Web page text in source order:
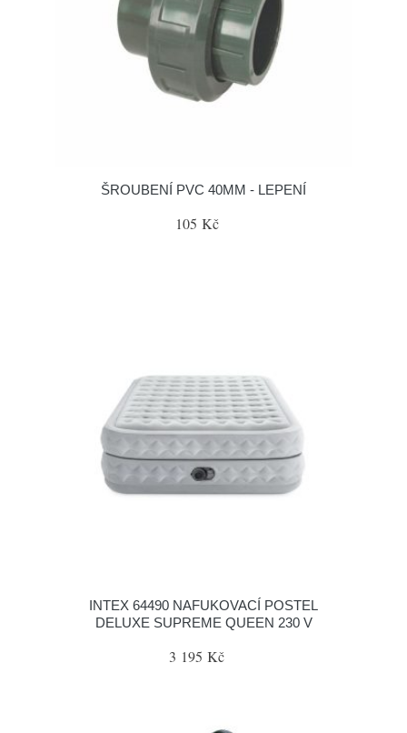
ŠROUBENÍ PVC 40MM - LEPENÍ
105 Kč
INTEX 64490 NAFUKOVACÍ POSTEL
DELUXE SUPREME QUEEN 230 V
3 195 Kč